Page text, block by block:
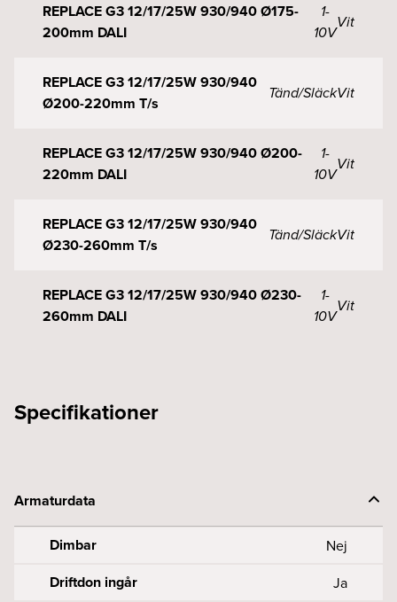
REPLACE G3 12/17/25W 930/940 Ø175-
200mm DALI
1-
10V
Vit
REPLACE G3 12/17/25W 930/940
Ø200-220mm T/s
Tänd/SläckVit
REPLACE G3 12/17/25W 930/940 Ø200-
220mm DALI
1-
10V
Vit
REPLACE G3 12/17/25W 930/940
Ø230-260mm T/s
Tänd/SläckVit
REPLACE G3 12/17/25W 930/940 Ø230-
260mm DALI
1-
10V
Vit
Specifikationer
Armaturdata
Dimbar Nej
Driftdon ingår Ja